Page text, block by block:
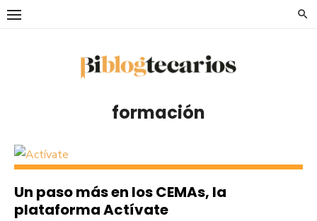
Saltar
formación
Un paso más en los CEMAs, la
plataforma Actívate